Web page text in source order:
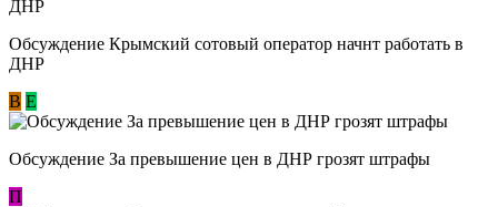
Обсуждение Крымский сотовый оператор начнт работать в
ДНР
В E
Обсуждение За превышение цен в ДНР грозят штрафы
П